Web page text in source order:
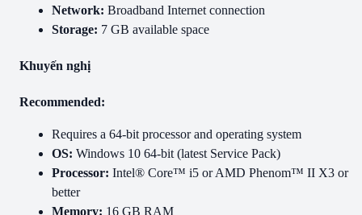
Network: Broadband Internet connection
Storage: 7 GB available space
Khuyến nghị
Recommended:
Requires a 64-bit processor and operating system
OS: Windows 10 64-bit (latest Service Pack)
Processor: Intel® Core™ i5 or AMD Phenom™ II X3 or
better
Memory: 16 GB RAM